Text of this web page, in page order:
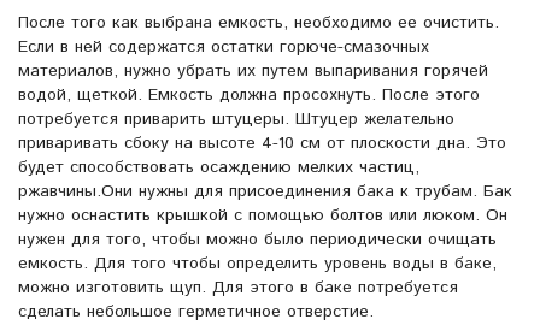
После того как выбрана емкость, необходимо ее очистить.
Если в ней содержатся остатки горюче-смазочных
материалов, нужно убрать их путем выпаривания горячей
водой, щеткой. Емкость должна просохнуть. После этого
потребуется приварить штуцеры. Штуцер желательно
приваривать сбоку на высоте 4-10 см от плоскости дна. Это
будет способствовать осаждению мелких частиц,
ржавчины.Они нужны для присоединения бака к трубам. Бак
нужно оснастить крышкой с помощью болтов или люком. Он
нужен для того, чтобы можно было периодически очищать
емкость. Для того чтобы определить уровень воды в баке,
можно изготовить щуп. Для этого в баке потребуется
сделать небольшое герметичное отверстие.